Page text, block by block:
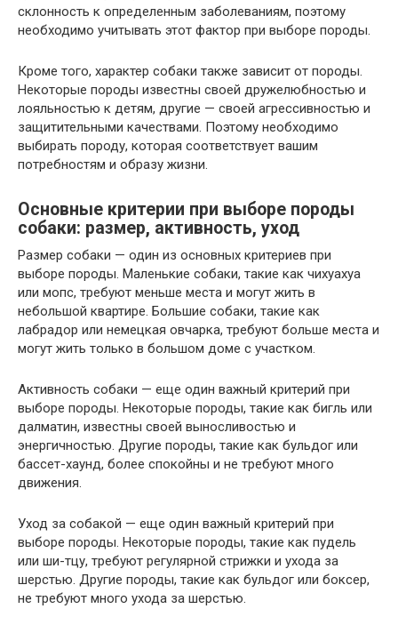
склонность к определенным заболеваниям, поэтому
необходимо учитывать этот фактор при выборе породы.
Кроме того, характер собаки также зависит от породы.
Некоторые породы известны своей дружелюбностью и
лояльностью к детям, другие — своей агрессивностью и
защитительными качествами. Поэтому необходимо
выбирать породу, которая соответствует вашим
потребностям и образу жизни.
Основные критерии при выборе породы
собаки: размер, активность, уход
Размер собаки — один из основных критериев при
выборе породы. Маленькие собаки, такие как чихуахуа
или мопс, требуют меньше места и могут жить в
небольшой квартире. Большие собаки, такие как
лабрадор или немецкая овчарка, требуют больше места и
могут жить только в большом доме с участком.
Активность собаки — еще один важный критерий при
выборе породы. Некоторые породы, такие как бигль или
далматин, известны своей выносливостью и
энергичностью. Другие породы, такие как бульдог или
бассет-хаунд, более спокойны и не требуют много
движения.
Уход за собакой — еще один важный критерий при
выборе породы. Некоторые породы, такие как пудель
или ши-тцу, требуют регулярной стрижки и ухода за
шерстью. Другие породы, такие как бульдог или боксер,
не требуют много ухода за шерстью.